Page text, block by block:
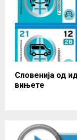
Словенија од
вињете